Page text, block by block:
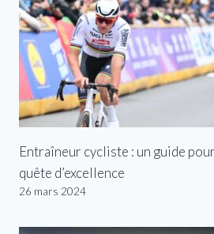
Entraîneur cycliste : un guide
quête d’excellence
26 mars 2024